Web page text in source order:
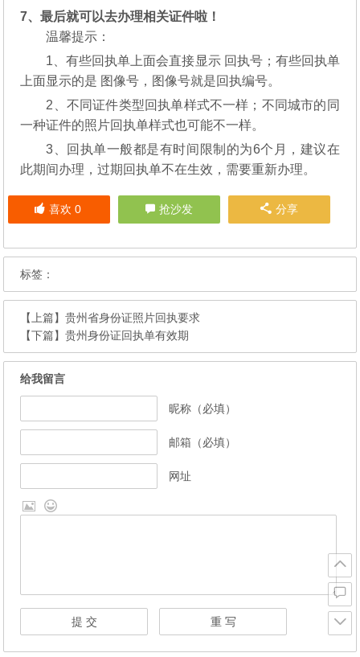
7、最后就可以去办理相关证件啦！
温馨提示：
1、有些回执单上面会直接显示 回执号；有些回执单
上面显示的是 图像号，图像号就是回执编号。
2、不同证件类型回执单样式不一样；不同城市的同
一种证件的照片回执单样式也可能不一样。
3、回执单一般都是有时间限制的为6个月，建议在
此期间办理，过期回执单不在生效，需要重新办理。
喜欢 0 抢沙发 分享
标签：
【上篇】贵州省身份证照片回执要求
【下篇】贵州身份证回执单有效期
给我留言
昵称（必填）
邮箱（必填）
网址